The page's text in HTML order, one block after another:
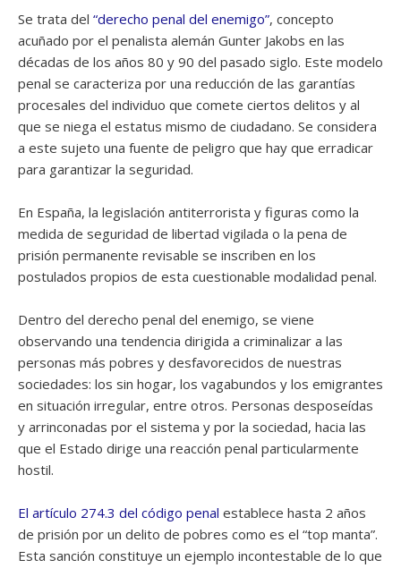
Se trata del “derecho penal del enemigo”, concepto
acuñado por el penalista alemán Gunter Jakobs en las
décadas de los años 80 y 90 del pasado siglo. Este modelo
penal se caracteriza por una reducción de las garantías
procesales del individuo que comete ciertos delitos y al
que se niega el estatus mismo de ciudadano. Se considera
a este sujeto una fuente de peligro que hay que erradicar
para garantizar la seguridad.
En España, la legislación antiterrorista y figuras como la
medida de seguridad de libertad vigilada o la pena de
prisión permanente revisable se inscriben en los
postulados propios de esta cuestionable modalidad penal.
Dentro del derecho penal del enemigo, se viene
observando una tendencia dirigida a criminalizar a las
personas más pobres y desfavorecidos de nuestras
sociedades: los sin hogar, los vagabundos y los emigrantes
en situación irregular, entre otros. Personas desposeídas
y arrinconadas por el sistema y por la sociedad, hacia las
que el Estado dirige una reacción penal particularmente
hostil.
El artículo 274.3 del código penal establece hasta 2 años
de prisión por un delito de pobres como es el “top manta”.
Esta sanción constituye un ejemplo incontestable de lo que